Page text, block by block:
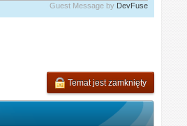
Guest Message by DevFuse
Temat jest zamknięty